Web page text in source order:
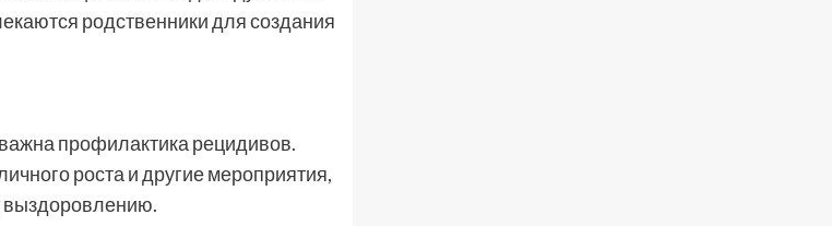
родственники для создания
профилактика рецидивов.
роста и другие мероприятия,
выздоровлению.